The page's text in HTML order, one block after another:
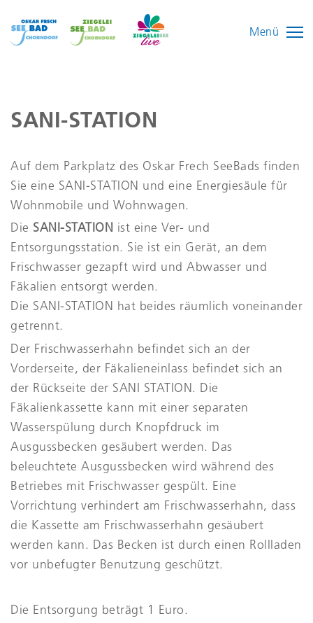
Menü
SANI-STATION
Auf dem Parkplatz des Oskar Frech SeeBads finden
Sie eine SANI-STATION und eine Energiesäule für
Wohnmobile und Wohnwagen.
Die SANI-STATION ist eine Ver- und
Entsorgungsstation. Sie ist ein Gerät, an dem
Frischwasser gezapft wird und Abwasser und
Fäkalien entsorgt werden.
Die SANI-STATION hat beides räumlich voneinander
getrennt.
Der Frischwasserhahn befindet sich an der
Vorderseite, der Fäkalieneinlass befindet sich an
der Rückseite der SANI STATION. Die
Fäkalienkassette kann mit einer separaten
Wasserspülung durch Knopfdruck im
Ausgussbecken gesäubert werden. Das
beleuchtete Ausgussbecken wird während des
Betriebes mit Frischwasser gespült. Eine
Vorrichtung verhindert am Frischwasserhahn, dass
die Kassette am Frischwasserhahn gesäubert
werden kann. Das Becken ist durch einen Rollladen
vor unbefugter Benutzung geschützt.
Die Entsorgung beträgt 1 Euro.